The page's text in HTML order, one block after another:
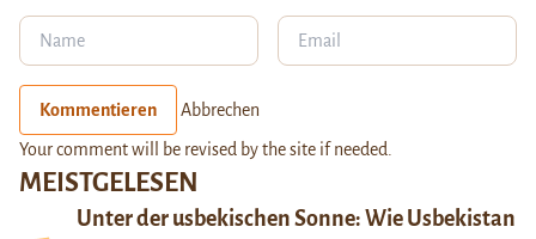
MEISTGELESEN
Unter der usbekischen Sonne: Wie Usbekistan
Kommentieren Abbrechen
Your comment will be revised by the site if needed.